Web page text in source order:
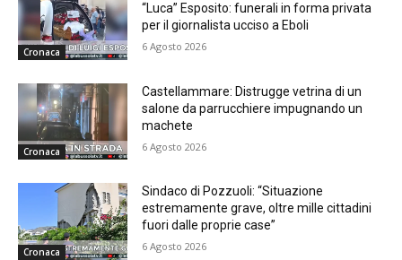
Cronaca
“Luca” Esposito: funerali in forma privata
per il giornalista ucciso a Eboli
6 Agosto 2026
Cronaca
Castellammare: Distrugge vetrina di un
salone da parrucchiere impugnando un
machete
6 Agosto 2026
Cronaca
Sindaco di Pozzuoli: “Situazione
estremamente grave, oltre mille cittadini
fuori dalle proprie case”
6 Agosto 2026